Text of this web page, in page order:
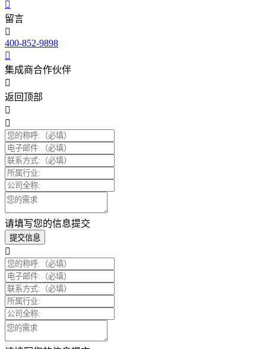
留言
400-852-9898
集成商合作伙伴
返回顶部
请填写您的信息提交
提交信息